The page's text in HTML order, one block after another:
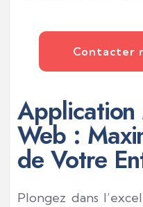
Contacter
Web :
de Votre
Plongez dans